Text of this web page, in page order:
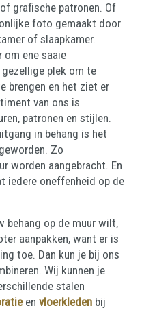
grafische patronen. Of
foto gemaakt door
of slaapkamer.
om ene saaie
plek om te
brengen en het ziet er
van ons is
patronen en stijlen.
in behang is het
Zo
worden aangebracht. En
iedere oneffenheid op de
behang op de muur wilt,
aanpakken, want er is
toe. Dan kun je bij ons
Wij kunnen je
stalen
en vloerkleden bij